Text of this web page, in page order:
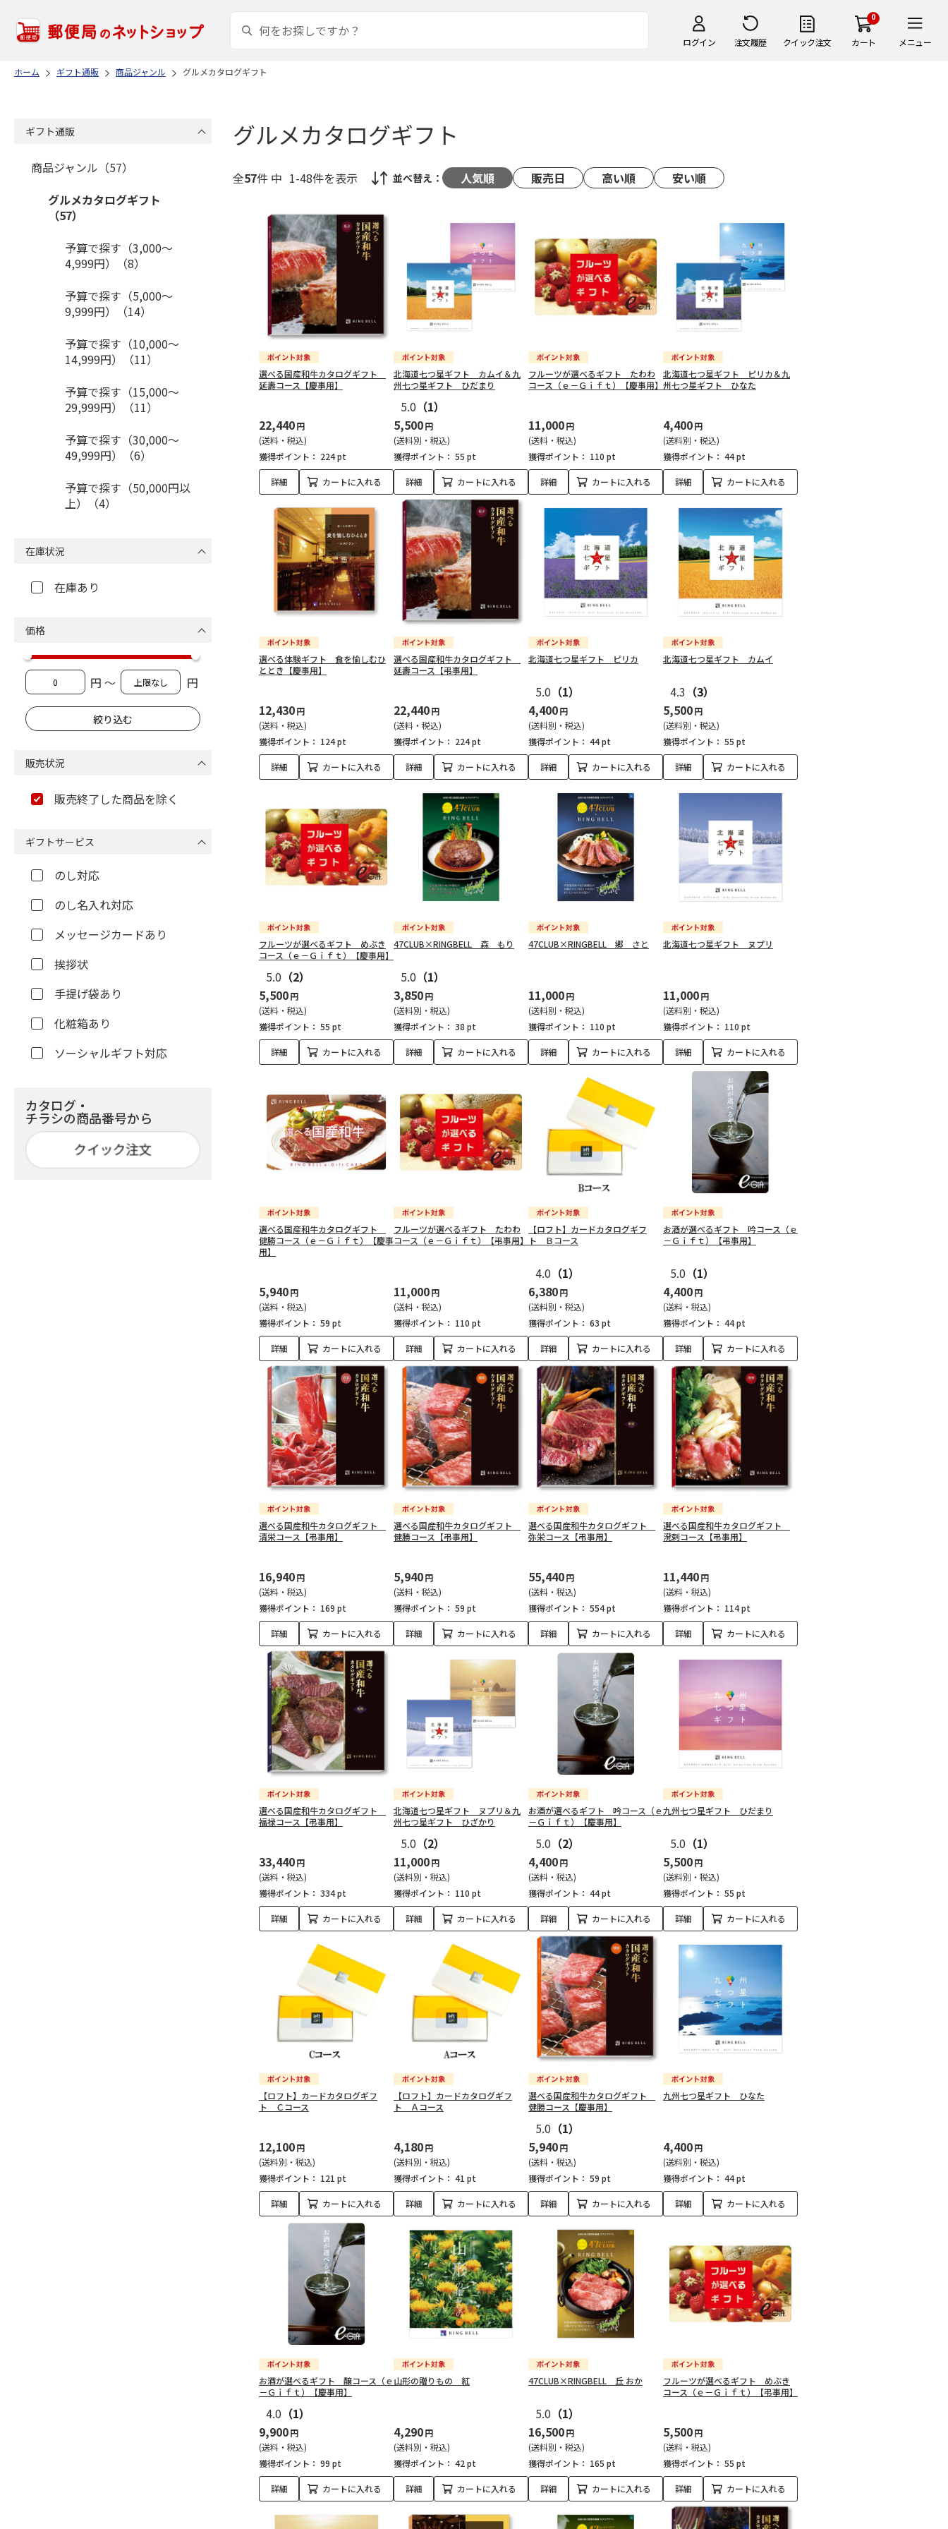
ログイン 注文履歴 クイック注文
0
カート メニュー
ホーム ギフト通販 商品ジャンル グルメカタログギフト
グルメカタログギフト
全57件 中 1-48件を表示 並べ替え： 人気順 販売日 高い順 安い順
選べる国産和牛カタログギフト
延壽コース【慶事用】
22,440円
(送料・税込)
獲得ポイント： 224 pt
詳細 カートに入れる
北海道七つ星ギフト カムイ＆九
州七つ星ギフト ひだまり
5.0 （1）
5,500円
(送料別・税込)
獲得ポイント： 55 pt
詳細 カートに入れる
フルーツが選べるギフト たわわ
コース（ｅ－Ｇｉｆｔ）【慶事用】
11,000円
(送料・税込)
獲得ポイント： 110 pt
詳細 カートに入れる
北海道七つ星ギフト ピリカ＆九
州七つ星ギフト ひなた
4,400円
(送料別・税込)
獲得ポイント： 44 pt
詳細 カートに入れる
選べる体験ギフト 食を愉しむひ
ととき【慶事用】
12,430円
(送料・税込)
獲得ポイント： 124 pt
詳細 カートに入れる
選べる国産和牛カタログギフト
延壽コース【弔事用】
22,440円
(送料・税込)
獲得ポイント： 224 pt
詳細 カートに入れる
北海道七つ星ギフト ピリカ
5.0 （1）
4,400円
(送料別・税込)
獲得ポイント： 44 pt
詳細 カートに入れる
北海道七つ星ギフト カムイ
4.3 （3）
5,500円
(送料別・税込)
獲得ポイント： 55 pt
詳細 カートに入れる
フルーツが選べるギフト めぶき
コース（ｅ－Ｇｉｆｔ）【慶事用】
5.0 （2）
5,500円
(送料・税込)
獲得ポイント： 55 pt
詳細 カートに入れる
47CLUB×RINGBELL 森 もり
5.0 （1）
3,850円
(送料別・税込)
獲得ポイント： 38 pt
詳細 カートに入れる
47CLUB×RINGBELL 郷 さと
11,000円
(送料別・税込)
獲得ポイント： 110 pt
詳細 カートに入れる
北海道七つ星ギフト ヌプリ
11,000円
(送料別・税込)
獲得ポイント： 110 pt
詳細 カートに入れる
選べる国産和牛カタログギフト
健勝コース（ｅ－Ｇｉｆｔ）【慶事
用】
5,940円
(送料・税込)
獲得ポイント： 59 pt
詳細 カートに入れる
フルーツが選べるギフト たわわ
コース（ｅ－Ｇｉｆｔ）【弔事用】
11,000円
(送料・税込)
獲得ポイント： 110 pt
詳細 カートに入れる
【ロフト】カードカタログギフ
ト Ｂコース
4.0 （1）
6,380円
(送料別・税込)
獲得ポイント： 63 pt
詳細 カートに入れる
お酒が選べるギフト 吟コース（ｅ
－Ｇｉｆｔ）【弔事用】
5.0 （1）
4,400円
(送料・税込)
獲得ポイント： 44 pt
詳細 カートに入れる
選べる国産和牛カタログギフト
清栄コース【弔事用】
16,940円
(送料・税込)
獲得ポイント： 169 pt
詳細 カートに入れる
選べる国産和牛カタログギフト
健勝コース【弔事用】
5,940円
(送料・税込)
獲得ポイント： 59 pt
詳細 カートに入れる
選べる国産和牛カタログギフト
弥栄コース【弔事用】
55,440円
(送料・税込)
獲得ポイント： 554 pt
詳細 カートに入れる
選べる国産和牛カタログギフト
溌剌コース【弔事用】
11,440円
(送料・税込)
獲得ポイント： 114 pt
詳細 カートに入れる
選べる国産和牛カタログギフト
福禄コース【弔事用】
33,440円
(送料・税込)
獲得ポイント： 334 pt
詳細 カートに入れる
北海道七つ星ギフト ヌプリ＆九
州七つ星ギフト ひざかり
5.0 （2）
11,000円
(送料別・税込)
獲得ポイント： 110 pt
詳細 カートに入れる
お酒が選べるギフト 吟コース（ｅ
－Ｇｉｆｔ）【慶事用】
5.0 （2）
4,400円
(送料・税込)
獲得ポイント： 44 pt
詳細 カートに入れる
九州七つ星ギフト ひだまり
5.0 （1）
5,500円
(送料別・税込)
獲得ポイント： 55 pt
詳細 カートに入れる
【ロフト】カードカタログギフ
ト Ｃコース
12,100円
(送料別・税込)
獲得ポイント： 121 pt
詳細 カートに入れる
【ロフト】カードカタログギフ
ト Ａコース
4,180円
(送料別・税込)
獲得ポイント： 41 pt
詳細 カートに入れる
選べる国産和牛カタログギフト
健勝コース【慶事用】
5.0 （1）
5,940円
(送料・税込)
獲得ポイント： 59 pt
詳細 カートに入れる
九州七つ星ギフト ひなた
4,400円
(送料別・税込)
獲得ポイント： 44 pt
詳細 カートに入れる
お酒が選べるギフト 醸コース（ｅ
－Ｇｉｆｔ）【慶事用】
4.0 （1）
9,900円
(送料・税込)
獲得ポイント： 99 pt
詳細 カートに入れる
山形の贈りもの 紅
4,290円
(送料別・税込)
獲得ポイント： 42 pt
詳細 カートに入れる
47CLUB×RINGBELL 丘 おか
5.0 （1）
16,500円
(送料別・税込)
獲得ポイント： 165 pt
詳細 カートに入れる
フルーツが選べるギフト めぶき
コース（ｅ－Ｇｉｆｔ）【弔事用】
5,500円
(送料・税込)
獲得ポイント： 55 pt
詳細 カートに入れる
ギフト通販
商品ジャンル（57）
グルメカタログギフト
（57）
予算で探す（3,000～
4,999円）（8）
予算で探す（5,000～
9,999円）（14）
予算で探す（10,000～
14,999円）（11）
予算で探す（15,000～
29,999円）（11）
予算で探す（30,000～
49,999円）（6）
予算で探す（50,000円以
上）（4）
在庫状況
在庫あり
価格
円 ～ 円
販売状況
販売終了した商品を除く
ギフトサービス
のし対応
のし名入れ対応
メッセージカードあり
挨拶状
手提げ袋あり
化粧箱あり
ソーシャルギフト対応
カタログ・
チラシの商品番号から